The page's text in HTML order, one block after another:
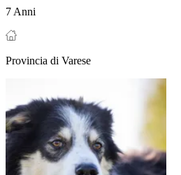
7 Anni
Provincia di Varese